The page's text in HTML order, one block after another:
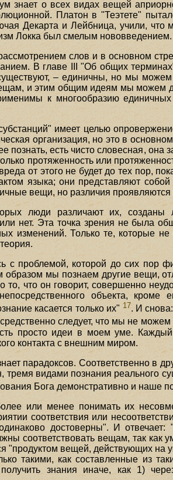
знает о всех видах вещей
Платон в "Теэтете"
Декарта и Лейбница, учили,
Локка был смелым нововведением.
слов и в основном
В главе III "Об общих
– единичны, но мы
и этим общим идеям мы можем
к многообразию
имеет целью
организация, но это в
есть чисто словесная,
протяженность или
от этого не будет до тех пор,
языка; они представляют
вещи, но различия
люди различают их,
нет. Эта точка зрения не была
изменений. Только те, которые
с проблемой, которой до сих пор
образом мы познаем другие вещи,
то, что он говорит, совершенно
объекта,
касается только их" 17. И
следует, что мы не
просто идеи в моем уме. Каждый
контакта с внешним миром.
парадоксов. Соответственно в
видами познания реального
Бога демонстративно и наше
или менее понимать их
соответствия или
достоверны". И
соответствовать вещам, так как
"продуктом вещей, действующих на
такими, как составленные из
знания иначе, как 1) через